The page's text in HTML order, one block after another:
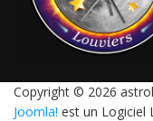
Copyright © 2026
Joomla! est un Logiciel